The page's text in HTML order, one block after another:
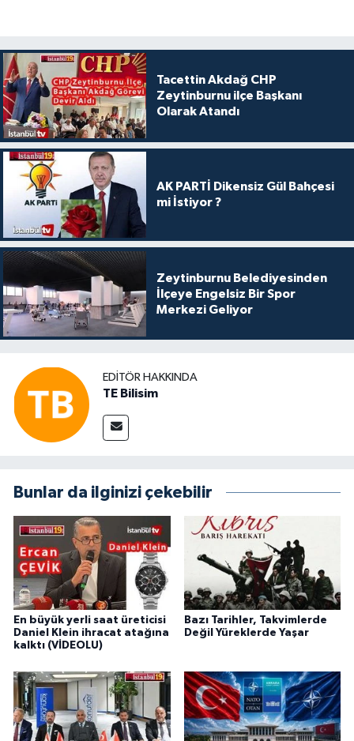
Tacettin Akdağ CHP
Zeytinburnu ilçe Başkanı
Olarak Atandı
AK PARTİ Dikensiz Gül Bahçesi
mi İstiyor ?
Zeytinburnu Belediyesinden
İlçeye Engelsiz Bir Spor
Merkezi Geliyor
EDITÖR HAKKINDA
TE Bilisim
Bunlar da ilginizi çekebilir
En büyük yerli saat üreticisi
Daniel Klein ihracat atağına
kalktı (VİDEOLU)
Bazı Tarihler, Takvimlerde
Değil Yüreklerde Yaşar